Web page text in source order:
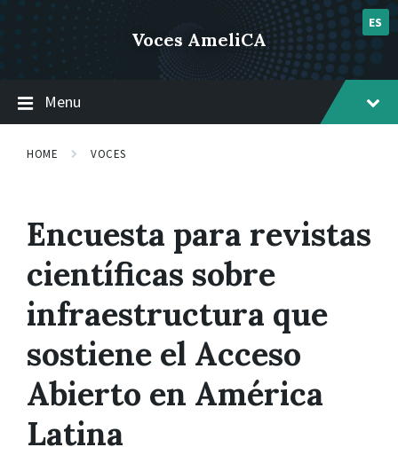
content
navigation
footer
ES
Voces AmeliCA
Menu
HOME VOCES
Encuesta para revistas
científicas sobre
infraestructura que
sostiene el Acceso
Abierto en América
Latina